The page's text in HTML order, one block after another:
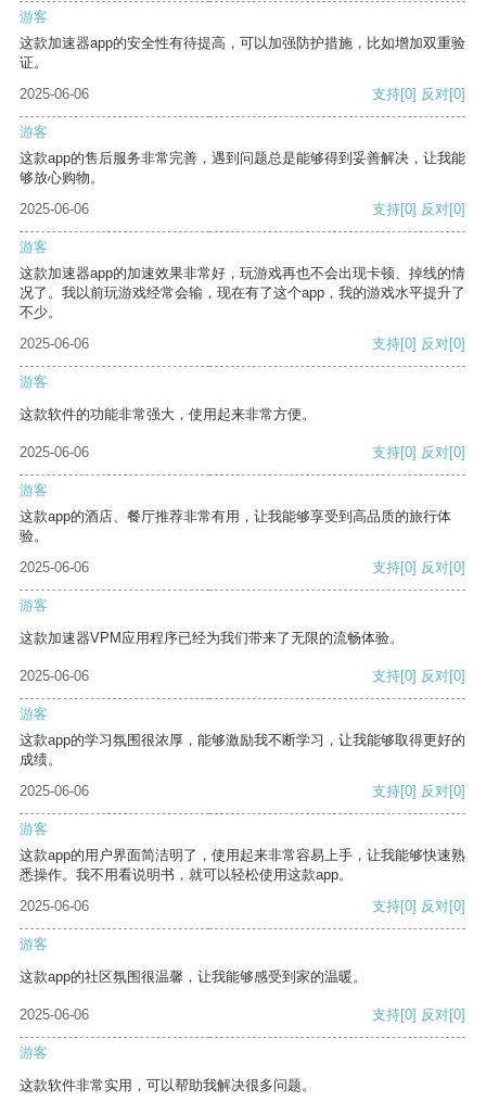
游客
这款加速器app的安全性有待提高，可以加强防护措施，比如增加双重验
证。
2025-06-06
支持[0] 反对[0]
游客
这款app的售后服务非常完善，遇到问题总是能够得到妥善解决，让我能
够放心购物。
2025-06-06
支持[0] 反对[0]
游客
这款加速器app的加速效果非常好，玩游戏再也不会出现卡顿、掉线的情
况了。我以前玩游戏经常会输，现在有了这个app，我的游戏水平提升了
不少。
2025-06-06
支持[0] 反对[0]
游客
这款软件的功能非常强大，使用起来非常方便。
2025-06-06 支持[0] 反对[0]
游客
这款app的酒店、餐厅推荐非常有用，让我能够享受到高品质的旅行体
验。
2025-06-06
支持[0] 反对[0]
游客
这款加速器VPM应用程序已经为我们带来了无限的流畅体验。
2025-06-06 支持[0] 反对[0]
游客
这款app的学习氛围很浓厚，能够激励我不断学习，让我能够取得更好的
成绩。
2025-06-06
支持[0] 反对[0]
游客
这款app的用户界面简洁明了，使用起来非常容易上手，让我能够快速熟
悉操作。我不用看说明书，就可以轻松使用这款app。
2025-06-06
支持[0] 反对[0]
游客
这款app的社区氛围很温馨，让我能够感受到家的温暖。
2025-06-06 支持[0] 反对[0]
游客
这款软件非常实用，可以帮助我解决很多问题。